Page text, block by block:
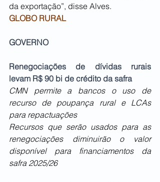
da exportação”, disse Alves.
GLOBO RURAL
GOVERNO
Renegociações de dívidas rurais
levam R$ 90 bi de crédito da safra
CMN permite a bancos o uso de
recurso de poupança rural e LCAs
para repactuações
Recursos que serão usados para as
renegociações diminuirão o valor
disponível para financiamentos da
safra 2025/26